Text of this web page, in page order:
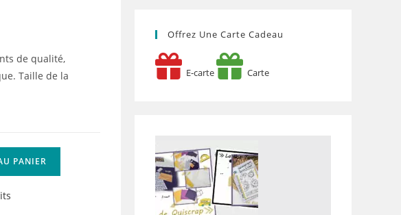
de qualité,
Taille de la
PANIER
Offrez Une Carte Cadeau
E-carte Carte